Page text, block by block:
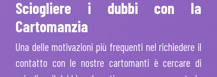
Sciogliere i dubbi con la
Cartomanzia
Una delle motivazioni più frequenti nel richiedere il
contatto con le nostre cartomanti è cercare di